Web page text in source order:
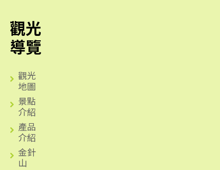
觀光
導覽
觀光
地圖
景點
介紹
產品
介紹
金針
山